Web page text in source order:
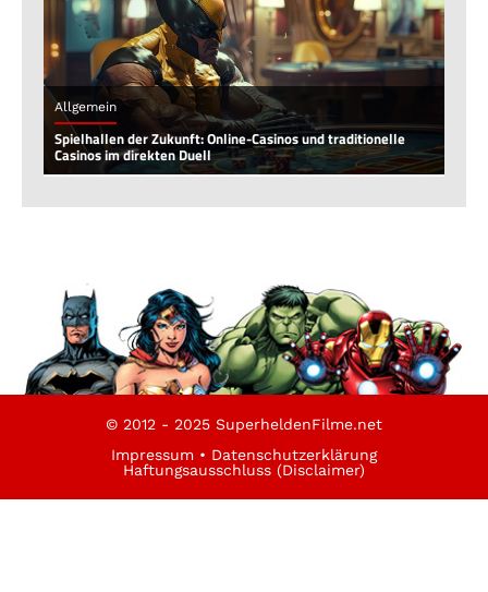
Allgemein
Spielhallen der Zukunft: Online-Casinos und traditionelle
Casinos im direkten Duell
© 2012 - 2025 SuperheldenFilme.net
Impressum • Datenschutzerklärung
Haftungsausschluss (Disclaimer)